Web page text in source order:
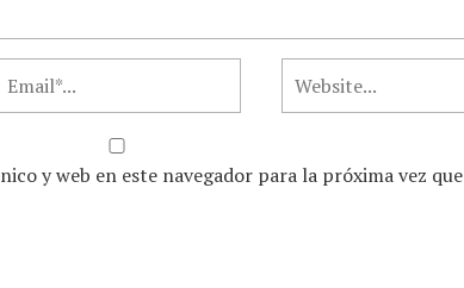
y web en este navegador para la próxima vez que